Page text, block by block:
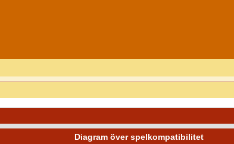
Diagram över spelkompatibilitet